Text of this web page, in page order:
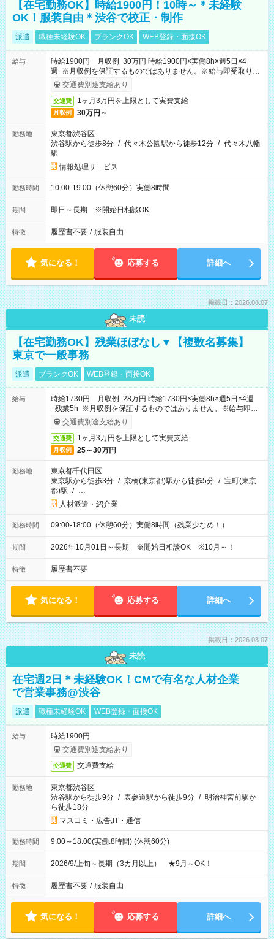
【在宅勤務OK】時給1900円！10時～＊未経験
OK！服装自由＊渋谷で校正・制作
派遣 職種未経験OK ブランクOK WEB登録・面接OK
給与
時給1900円 月収例 30万円 時給1900円×実働8h×週5日×4
週 ※月収例を保証するものではありません。※給与即受取りサ
ービス利用可（利用条件有）
交通費別途支給あり
交通費 1ヶ月3万円を上限として実費支給
月収例 30万円～
勤務地
東京都渋谷区
渋谷駅から徒歩8分 / 代々木公園駅から徒歩12分 / 代々木八幡
駅
情報処理サ－ビス
勤務時間 10:00-19:00（休憩60分）実働8時間
期間 即日～長期 ※開始日相談OK
特徴 履歴書不要 / 服装自由
気になる！ 応募する 詳細へ
掲載日：2026.08.07
未読
【在宅勤務OK】残業ほぼなし▼【複数名募集】
東京で一般事務
派遣 ブランクOK WEB登録・面接OK
給与
時給1730円 月収例 28万円 時給1730円×実働8h×週5日×4週
+残業5h ※月収例を保証するものではありません。※給与即受
取りサービス利用可（利用条件有）
交通費別途支給あり
交通費 1ヶ月3万円を上限として実費支給
月収例 25～30万円
勤務地
東京都千代田区
東京駅から徒歩3分 / 京橋(東京都)駅から徒歩5分 / 宝町(東京
都)駅 / …
人材派遣・紹介業
勤務時間 09:00-18:00（休憩60分）実働8時間（残業少なめ！）
期間 2026年10月01日～長期 ※開始日相談OK ※10月～！
特徴 履歴書不要
気になる！ 応募する 詳細へ
掲載日：2026.08.07
未読
在宅週2日＊未経験OK！CMで有名な人材企業
で営業事務@渋谷
派遣 職種未経験OK WEB登録・面接OK
給与
時給1900円
交通費別途支給あり
交通費 交通費支給
勤務地
東京都渋谷区
渋谷駅から徒歩9分 / 表参道駅から徒歩9分 / 明治神宮前駅か
ら徒歩18分
マスコミ・広告;IT・通信
勤務時間 9:00～18:00(実働:8時間) (休憩60分)
期間 2026/9/上旬～長期（3カ月以上） ★9月～OK！
特徴 履歴書不要 / 服装自由
気になる！ 応募する 詳細へ